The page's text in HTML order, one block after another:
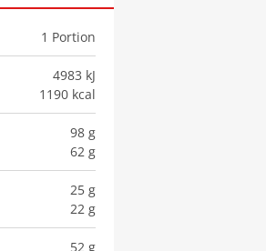
1 Portion
4983 kJ
1190 kcal
98 g
62 g
25 g
22 g
52 g